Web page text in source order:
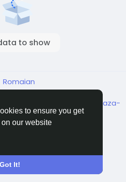
to ensure you get
our website
Got It!
to show
Romaian
Shipping and
Contacteaza-